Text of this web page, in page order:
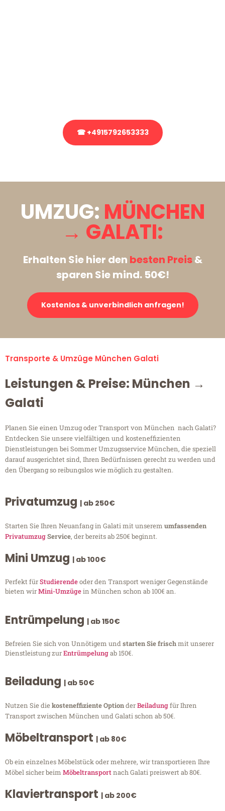
☎ +4915792653333
UMZUG: MÜNCHEN
→ GALATI:
Erhalten Sie hier den besten Preis&
sparen Sie mind. 50€!
Kostenlos & unverbindlich anfragen!
Transporte & Umzüge München Galati
Leistungen & Preise: München →
Galati
Planen Sie einen Umzug oder Transport von München nach Galati?
Entdecken Sie unsere vielfältigen und kosteneffizienten
Dienstleistungen bei Sommer Umzugsservice München, die speziell
darauf ausgerichtet sind, Ihren Bedürfnissen gerecht zu werden und
den Übergang so reibungslos wie möglich zu gestalten.
Privatumzug | ab 250€
Starten Sie Ihren Neuanfang in Galati mit unserem umfassenden
PrivatumzugService, der bereits ab 250€ beginnt.
Mini Umzug | ab 100€
Perfekt fürStudierendeoder den Transport weniger Gegenstände
bieten wirMini-Umzügein München schon ab 100€ an.
Entrümpelung | ab 150€
Befreien Sie sich von Unnötigem undstarten Sie frischmit unserer
Dienstleistung zurEntrümpelungab 150€.
Beiladung | ab 50€
Nutzen Sie diekosteneffiziente OptionderBeiladungfür Ihren
Transport zwischen München und Galati schon ab 50€.
Möbeltransport | ab 80€
Ob ein einzelnes Möbelstück oder mehrere, wir transportieren Ihre
Möbel sicher beim Möbeltransportnach Galati preiswert ab 80€.
Klaviertransport | ab 200€